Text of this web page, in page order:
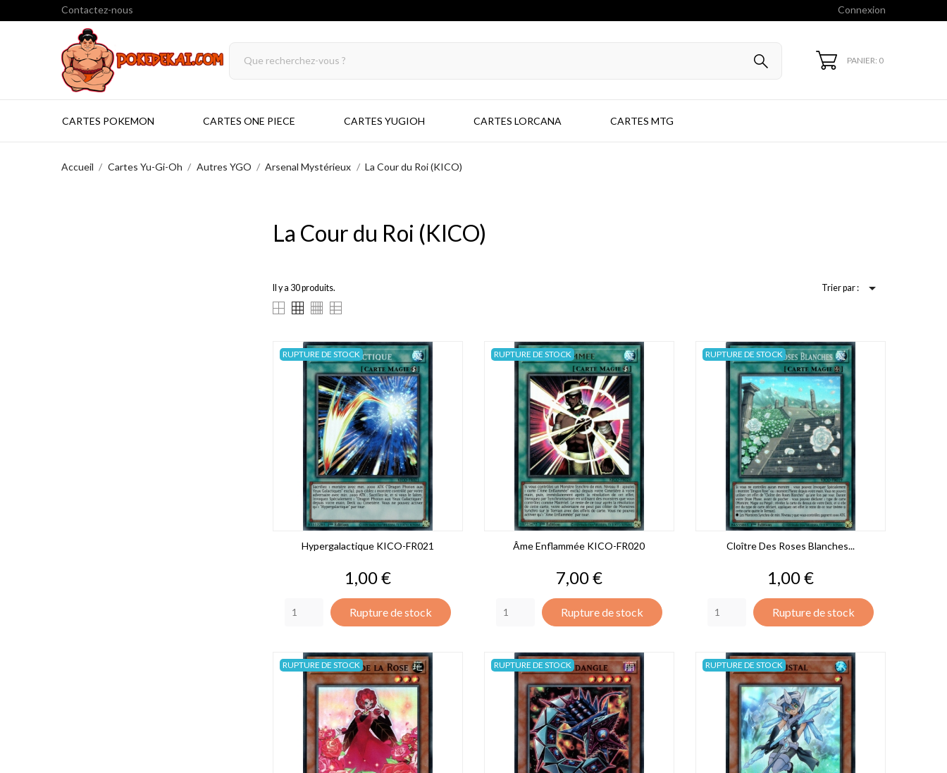
Contactez-nous Connexion
PANIER: 0
CARTES POKEMON CARTES ONE PIECE CARTES YUGIOH CARTES LORCANA CARTES MTG
Accueil Cartes Yu-Gi-Oh Autres YGO Arsenal Mystérieux La Cour du Roi (KICO)
La Cour du Roi (KICO)
Il y a 30 produits. Trier par : 
Hypergalactique KICO-FR021
Prix
1,00 €
Rupture de stock
RUPTURE DE STOCK
Âme Enflammée KICO-FR020
Prix
7,00 €
Rupture de stock
RUPTURE DE STOCK
Cloître Des Roses Blanches...
Prix
1,00 €
Rupture de stock
RUPTURE DE STOCK
RUPTURE DE STOCK RUPTURE DE STOCK RUPTURE DE STOCK